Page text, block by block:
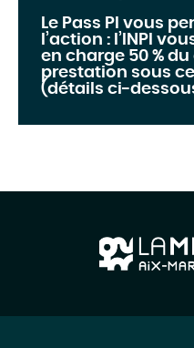
Le Pass PI vous
l’action : l’INPI
en charge 50 % du
prestation sous
(détails ci-